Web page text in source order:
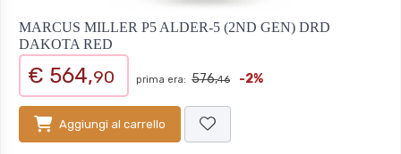
MARCUS MILLER P5 ALDER-5 (2ND GEN) DRD
DAKOTA RED
€ 564,90 prima era: 576,46 -2%
Aggiungi al carrello